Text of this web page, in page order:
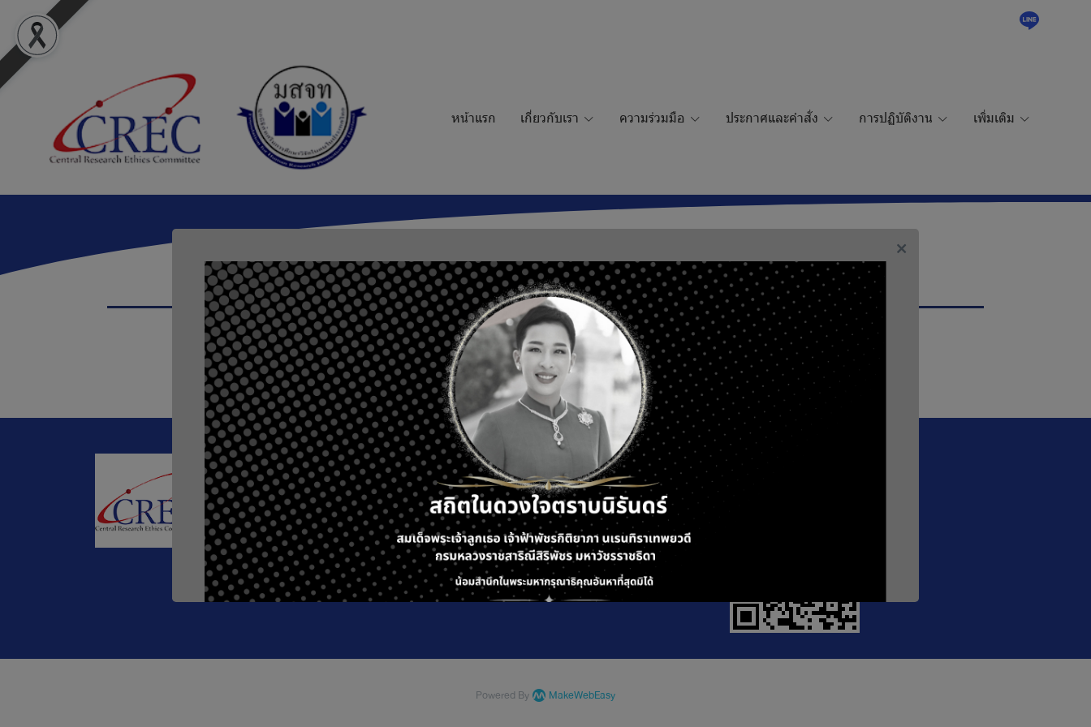
หน้าแรก เกี่ยวกับเรา ความร่วมมือ ประกาศและคำสั่ง การปฏิบัติงาน เพิ่มเติม
เอกสาร ICF checklist and CREC instruction
ดาวน์โหลดเอกสาร Download file
CREC
196 หมู่ที่ 5 ถ. พหลโยธิน แขวงลาดยาว เขตจตุจักร กรุงเทพมหานคร
10900
Working Time : จันทร์-ศุกร์ เวลา 08.30-16.30 น.
E-mail :official@crecthailand.org
Tel. : 082-2589529
Powered By MakeWebEasy